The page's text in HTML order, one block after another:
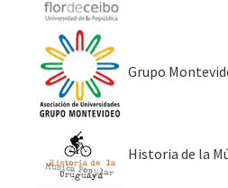
Grupo
Historia de la